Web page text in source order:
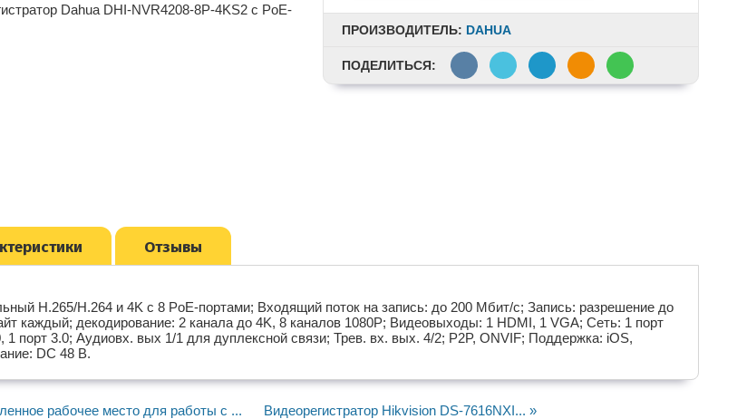
ПРОИЗВОДИТЕЛЬ: DAHUA
ПОДЕЛИТЬСЯ:
Отзывы
H.265/H.264 и 4K c 8 PoE-портами; Входящий поток на запись: до 200 Мбит/с; Запись: разрешение до
каждый; декодирование: 2 канала до 4K, 8 каналов 1080P; Видеовыходы: 1 HDMI, 1 VGA; Сеть: 1 порт
1 порт 3.0; Аудиовх. вых 1/1 для дуплексной связи; Трев. вх. вых. 4/2; P2P, ONVIF; Поддержка: iOS,
DC 48 В.
рабочее место для работы с ... Видеорегистратор Hikvision DS-7616NXI... »